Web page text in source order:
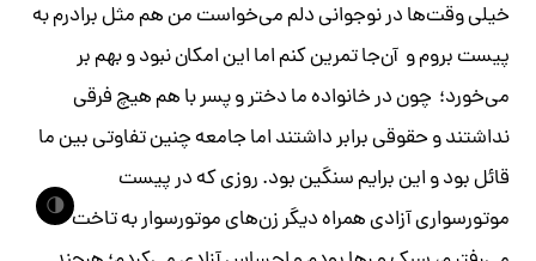
خیلی‌ وقت‌ها در نوجوانی دلم می‌خواست من هم مثل برادرم به
پیست بروم و آن‌جا تمرین کنم اما این امکان نبود و بهم بر
می‌خورد؛ چون در خانواده ما دختر و پسر با هم هیچ فرقی
نداشتند و حقوقی برابر داشتند اما جامعه چنین تفاوتی بین ما
قائل بود و این برایم سنگین بود. روزی که در پیست
موتورسواری آزادی همراه دیگر زن‌های موتورسوار به تاخت 🌗